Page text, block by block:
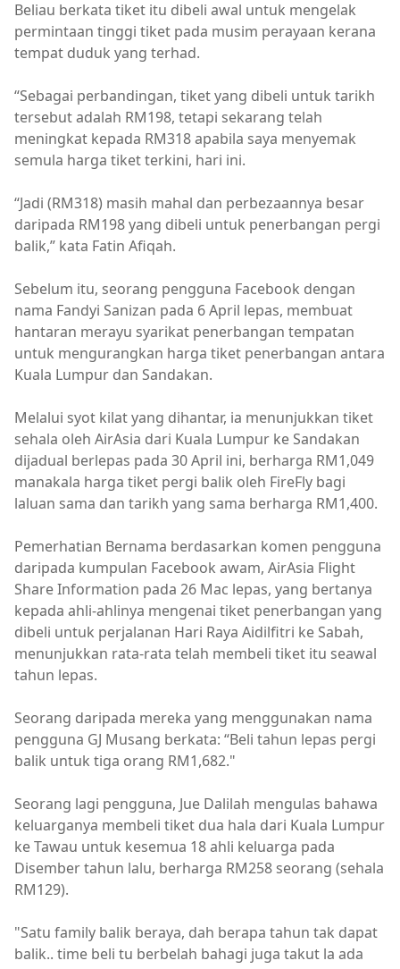
Beliau berkata tiket itu dibeli awal untuk mengelak
permintaan tinggi tiket pada musim perayaan kerana
tempat duduk yang terhad.
“Sebagai perbandingan, tiket yang dibeli untuk tarikh
tersebut adalah RM198, tetapi sekarang telah
meningkat kepada RM318 apabila saya menyemak
semula harga tiket terkini, hari ini.
“Jadi (RM318) masih mahal dan perbezaannya besar
daripada RM198 yang dibeli untuk penerbangan pergi
balik,” kata Fatin Afiqah.
Sebelum itu, seorang pengguna Facebook dengan
nama Fandyi Sanizan pada 6 April lepas, membuat
hantaran merayu syarikat penerbangan tempatan
untuk mengurangkan harga tiket penerbangan antara
Kuala Lumpur dan Sandakan.
Melalui syot kilat yang dihantar, ia menunjukkan tiket
sehala oleh AirAsia dari Kuala Lumpur ke Sandakan
dijadual berlepas pada 30 April ini, berharga RM1,049
manakala harga tiket pergi balik oleh FireFly bagi
laluan sama dan tarikh yang sama berharga RM1,400.
Pemerhatian Bernama berdasarkan komen pengguna
daripada kumpulan Facebook awam, AirAsia Flight
Share Information pada 26 Mac lepas, yang bertanya
kepada ahli-ahlinya mengenai tiket penerbangan yang
dibeli untuk perjalanan Hari Raya Aidilfitri ke Sabah,
menunjukkan rata-rata telah membeli tiket itu seawal
tahun lepas.
Seorang daripada mereka yang menggunakan nama
pengguna GJ Musang berkata: “Beli tahun lepas pergi
balik untuk tiga orang RM1,682."
Seorang lagi pengguna, Jue Dalilah mengulas bahawa
keluarganya membeli tiket dua hala dari Kuala Lumpur
ke Tawau untuk kesemua 18 ahli keluarga pada
Disember tahun lalu, berharga RM258 seorang (sehala
RM129).
"Satu family balik beraya, dah berapa tahun tak dapat
balik.. time beli tu berbelah bahagi juga takut la ada